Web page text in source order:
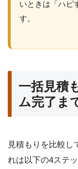
いときは「ハピ
す。
一括見積
ム完了ま
見積もりを比較し
れは以下の4ステッ